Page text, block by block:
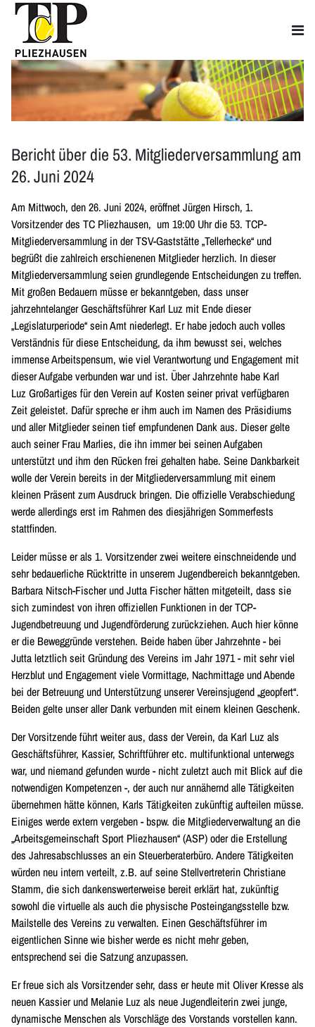
Bericht über die 53. Mitgliederversammlung am
26. Juni 2024
Am Mittwoch, den 26. Juni 2024, eröffnet Jürgen Hirsch, 1.
Vorsitzender des TC Pliezhausen, um 19:00 Uhr die 53. TCP-
Mitgliederversammlung in der TSV-Gaststätte „Tellerhecke“ und
begrüßt die zahlreich erschienenen Mitglieder herzlich. In dieser
Mitgliederversammlung seien grundlegende Entscheidungen zu treffen.
Mit großen Bedauern müsse er bekanntgeben, dass unser
jahrzehntelanger Geschäftsführer Karl Luz mit Ende dieser
„Legislaturperiode“ sein Amt niederlegt. Er habe jedoch auch volles
Verständnis für diese Entscheidung, da ihm bewusst sei, welches
immense Arbeitspensum, wie viel Verantwortung und Engagement mit
dieser Aufgabe verbunden war und ist. Über Jahrzehnte habe Karl
Luz Großartiges für den Verein auf Kosten seiner privat verfügbaren
Zeit geleistet. Dafür spreche er ihm auch im Namen des Präsidiums
und aller Mitglieder seinen tief empfundenen Dank aus. Dieser gelte
auch seiner Frau Marlies, die ihn immer bei seinen Aufgaben
unterstützt und ihm den Rücken frei gehalten habe. Seine Dankbarkeit
wolle der Verein bereits in der Mitgliederversammlung mit einem
kleinen Präsent zum Ausdruck bringen. Die offizielle Verabschiedung
werde allerdings erst im Rahmen des diesjährigen Sommerfests
stattfinden.
Leider müsse er als 1. Vorsitzender zwei weitere einschneidende und
sehr bedauerliche Rücktritte in unserem Jugendbereich bekanntgeben.
Barbara Nitsch-Fischer und Jutta Fischer hätten mitgeteilt, dass sie
sich zumindest von ihren offiziellen Funktionen in der TCP-
Jugendbetreuung und Jugendförderung zurückziehen. Auch hier könne
er die Beweggründe verstehen. Beide haben über Jahrzehnte - bei
Jutta letztlich seit Gründung des Vereins im Jahr 1971 - mit sehr viel
Herzblut und Engagement viele Vormittage, Nachmittage und Abende
bei der Betreuung und Unterstützung unserer Vereinsjugend „geopfert“.
Beiden gelte unser aller Dank verbunden mit einem kleinen Geschenk.
Der Vorsitzende führt weiter aus, dass der Verein, da Karl Luz als
Geschäftsführer, Kassier, Schriftführer etc. multifunktional unterwegs
war, und niemand gefunden wurde - nicht zuletzt auch mit Blick auf die
notwendigen Kompetenzen -, der auch nur annähernd alle Tätigkeiten
übernehmen hätte können, Karls Tätigkeiten zukünftig aufteilen müsse.
Einiges werde extern vergeben - bspw. die Mitgliederverwaltung an die
„Arbeitsgemeinschaft Sport Pliezhausen“ (ASP) oder die Erstellung
des Jahresabschlusses an ein Steuerberaterbüro. Andere Tätigkeiten
würden neu intern verteilt, z.B. auf seine Stellvertreterin Christiane
Stamm, die sich dankenswerterweise bereit erklärt hat, zukünftig
sowohl die virtuelle als auch die physische Posteingangsstelle bzw.
Mailstelle des Vereins zu verwalten. Einen Geschäftsführer im
eigentlichen Sinne wie bisher werde es nicht mehr geben,
entsprechend sei die Satzung anzupassen.
Er freue sich als Vorsitzender sehr, dass er heute mit Oliver Kresse als
neuen Kassier und Melanie Luz als neue Jugendleiterin zwei junge,
dynamische Menschen als Vorschläge des Vorstands vorstellen kann.